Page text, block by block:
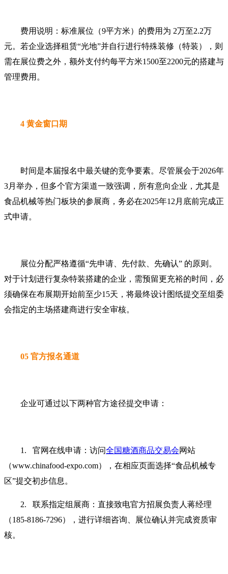
费用说明：标准展位（9平方米）的费用为 2万至2.2万
元。若企业选择租赁“光地”并自行进行特殊装修（特装），则
需在展位费之外，额外支付约每平方米1500至2200元的搭建与
管理费用。
4 黄金窗口期
时间是本届报名中最关键的竞争要素。尽管展会于2026年
3月举办，但多个官方渠道一致强调，所有意向企业，尤其是
食品机械等热门板块的参展商，务必在2025年12月底前完成正
式申请。
展位分配严格遵循“先申请、先付款、先确认” 的原则。
对于计划进行复杂特装搭建的企业，需预留更充裕的时间，必
须确保在布展期开始前至少15天，将最终设计图纸提交至组委
会指定的主场搭建商进行安全审核。
05 官方报名通道
企业可通过以下两种官方途径提交申请：
1. 官网在线申请：访问全国糖酒商品交易会网站
（www.chinafood-expo.com），在相应页面选择“食品机械专
区”提交初步信息。
2. 联系指定组展商：直接致电官方招展负责人蒋经理
（185-8186-7296），进行详细咨询、展位确认并完成资质审
核。